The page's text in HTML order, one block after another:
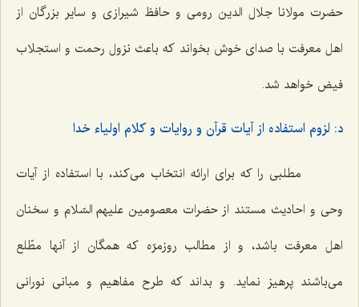
حضرت مولانا جلال الدین رومی و حافظ شیرازی و سایر بزرگان از
اهل معرفت با صدای خوش بخواند که باعث نزول رحمت و استجلاب
فیض خواهد شد.
د: لزوم استفاده از آیات قرآن و روایات و کلام اولیاء خدا
مطلبی را که برای ارائه انتخاب می‌کند، با استفاده از آیات
وحی و احادیث مستند از حضرات معصومین علیهم السّلام و سخنان
اهل معرفت باشد، و از مطالب روزمرّه که همگان از آنها مطّلع
می‌باشند پرهیز نماید. و بداند که طرح مفاهیم و مبانی نورانی